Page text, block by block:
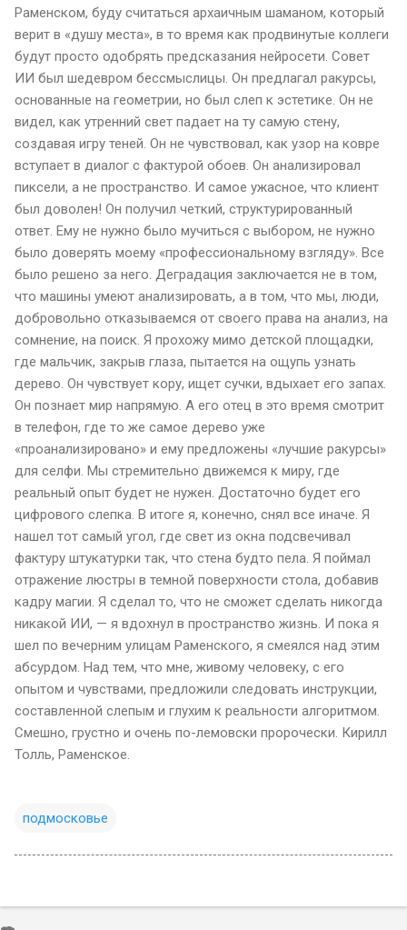
Раменском, буду считаться архаичным шаманом, который
верит в «душу места», в то время как продвинутые коллеги
будут просто одобрять предсказания нейросети. Совет
ИИ был шедевром бессмыслицы. Он предлагал ракурсы,
основанные на геометрии, но был слеп к эстетике. Он не
видел, как утренний свет падает на ту самую стену,
создавая игру теней. Он не чувствовал, как узор на ковре
вступает в диалог с фактурой обоев. Он анализировал
пиксели, а не пространство. И самое ужасное, что клиент
был доволен! Он получил четкий, структурированный
ответ. Ему не нужно было мучиться с выбором, не нужно
было доверять моему «профессиональному взгляду». Все
было решено за него. Деградация заключается не в том,
что машины умеют анализировать, а в том, что мы, люди,
добровольно отказываемся от своего права на анализ, на
сомнение, на поиск. Я прохожу мимо детской площадки,
где мальчик, закрыв глаза, пытается на ощупь узнать
дерево. Он чувствует кору, ищет сучки, вдыхает его запах.
Он познает мир напрямую. А его отец в это время смотрит
в телефон, где то же самое дерево уже
«проанализировано» и ему предложены «лучшие ракурсы»
для селфи. Мы стремительно движемся к миру, где
реальный опыт будет не нужен. Достаточно будет его
цифрового слепка. В итоге я, конечно, снял все иначе. Я
нашел тот самый угол, где свет из окна подсвечивал
фактуру штукатурки так, что стена будто пела. Я поймал
отражение люстры в темной поверхности стола, добавив
кадру магии. Я сделал то, что не сможет сделать никогда
никакой ИИ, — я вдохнул в пространство жизнь. И пока я
шел по вечерним улицам Раменского, я смеялся над этим
абсурдом. Над тем, что мне, живому человеку, с его
опытом и чувствами, предложили следовать инструкции,
составленной слепым и глухим к реальности алгоритмом.
Смешно, грустно и очень по-лемовски пророчески. Кирилл
Толль, Раменское.
подмосковье